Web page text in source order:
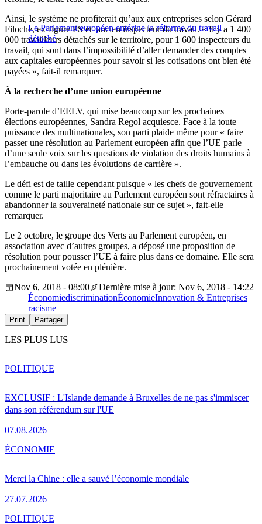
Le Parlement européen entérine la réforme du travail
détaché
Ainsi, le système ne profiterait qu’aux aux entreprises selon Gérard
Filoche, ex-figure PS et ancien inspecteur du travail. « Il y a 1 400
000 travailleurs détachés sur le territoire, pour 1 600 inspecteurs du
travail, qui sont dans l’impossibilité d’aller demander des comptes
aux capitales européennes pour savoir si les cotisations ont bien été
payées », fait-il remarquer.
À la recherche d’une union européenne
Porte-parole d’EELV, qui mise beaucoup sur les prochaines
élections européennes, Sandra Regol acquiesce. Face à la toute
puissance des multinationales, son parti plaide même pour « faire
passer une résolution au Parlement européen afin que l’UE parle
d’une seule voix sur les questions de violation des droits humains à
l’embauche ou dans les évolutions de carrière ».
Le défi est de taille cependant puisque « les chefs de gouvernement
comme le parti majoritaire au Parlement européen sont réfractaires à
abandonner la souveraineté nationale sur ce sujet », fait-elle
remarquer.
Le 2 octobre, le groupe des Verts au Parlement européen, en
association avec d’autres groupes, a déposé une proposition de
résolution pour pousser l’UE à faire plus dans ce domaine. Elle sera
prochainement votée en plénière.
Nov 6, 2018 - 08:00
Dernière mise à jour: Nov 6, 2018 - 14:22
ÉconomiediscriminationÉconomieInnovation & Entreprises
racisme
Print Partager
LES PLUS LUS
EXCLUSIF : L'Islande demande à Bruxelles de ne pas s'immiscer
dans son référendum sur l'UE
07.08.2026
POLITIQUE
Merci la Chine : elle a sauvé l’économie mondiale
27.07.2026
ÉCONOMIE
POLITIQUE